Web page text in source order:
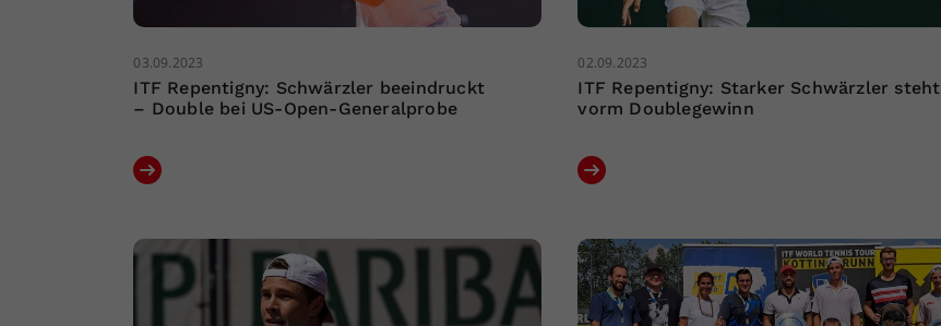
03.09.2023
ITF Repentigny: Schwärzler beeindruckt
– Double bei US-Open-Generalprobe
02.09.2023
ITF Repentigny: Starker Schwärzler steht
vorm Doublegewinn